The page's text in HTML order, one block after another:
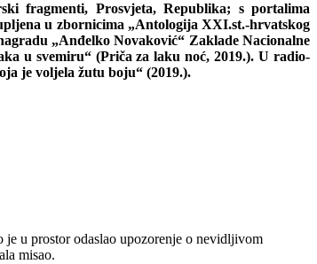
fragmenti, Prosvjeta, Republika; s portalima
u zbornicima „Antologija XXI.st.-hrvatskog
„Anđelko Novaković“ Zaklade Nacionalne
u svemiru“ (Priča za laku noć, 2019.). U radio-
je voljela žutu boju“ (2019.).
u prostor odaslao upozorenje o nevidljivom
misao.